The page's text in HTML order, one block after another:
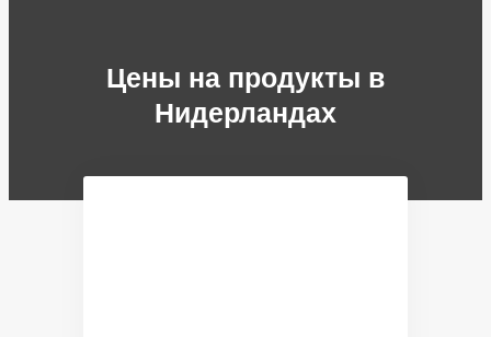
Цены на продукты в
Нидерландах